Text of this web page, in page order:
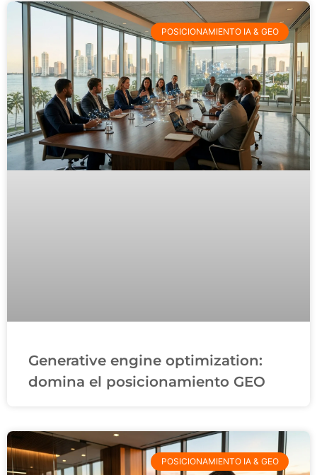
POSICIONAMIENTO IA & GEO
Generative engine optimization:
domina el posicionamiento GEO
POSICIONAMIENTO IA & GEO